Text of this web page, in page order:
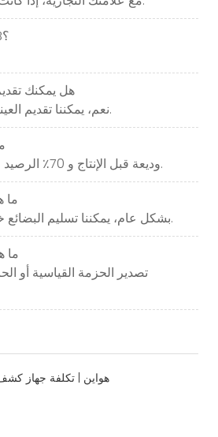
ما هي منافذ FOB؟
هل يمكنك
نعم، يمكننا تقديم العينة وفقًا لمتطلباتك.
30٪ وديعة قبل الإنتاج و 70٪ الرصيد قبل التسليم.
ما
بشكل عام، يمكننا تسليم البضائع خلال 20 يوم عمل.
ما
تصدير الحزمة القياسية أو